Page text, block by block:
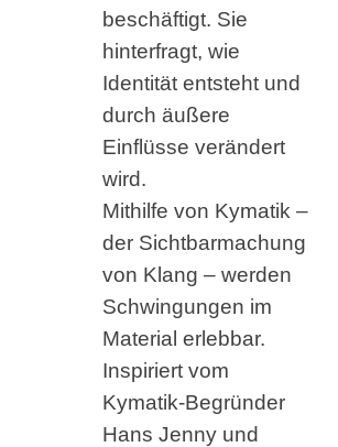
beschäftigt. Sie
hinterfragt, wie
Identität entsteht und
durch äußere
Einflüsse verändert
wird.
Mithilfe von Kymatik –
der Sichtbarmachung
von Klang – werden
Schwingungen im
Material erlebbar.
Inspiriert vom
Kymatik-Begründer
Hans Jenny und